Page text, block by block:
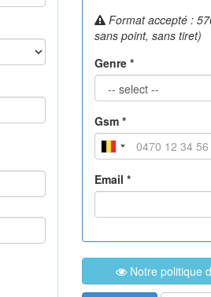
Format accepté :
sans point, sans tiret)
Genre *
Gsm *
Email *
Notre politique